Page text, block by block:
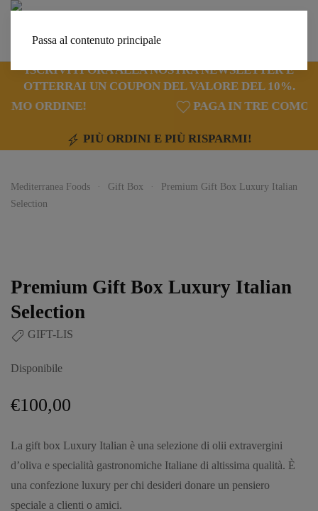
Passa al contenuto principale
ISCRIVITI ORA ALLA NOSTRA NEWSLETTER E
OTTERRAI UN COUPON DEL VALORE DEL 10%.
PAGA IN TRE COMODE RATE
PIÙ ORDINI E PIÙ RISPARMI!
Mediterranea Foods Gift Box
Premium Gift Box Luxury Italian
Selection
Premium Gift Box Luxury Italian
Selection
GIFT-LIS
Disponibile
€100,00
La gift box Luxury Italian è una selezione di olii extravergini
d’oliva e specialità gastronomiche Italiane di altissima qualità. È
una confezione luxury per chi desideri donare un pensiero
speciale a clienti o amici.